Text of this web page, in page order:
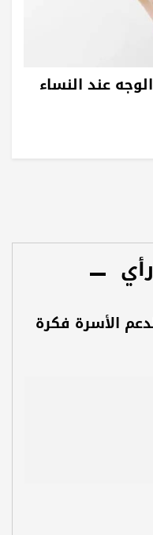
عند النساء
الأسرة فكرة